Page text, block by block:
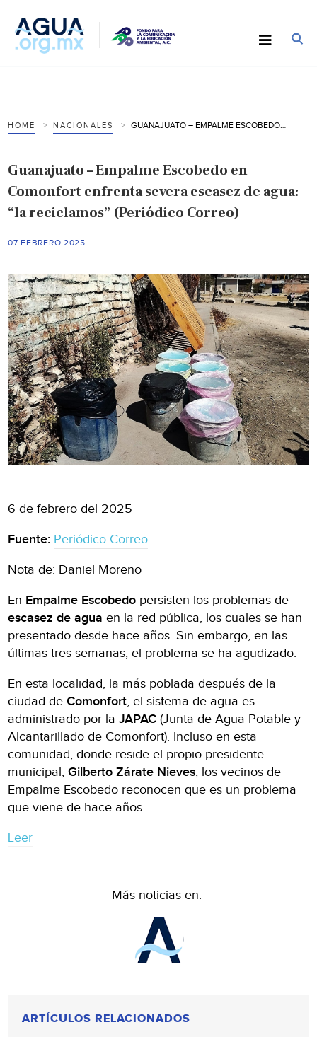
HOME NACIONALES
Guanajuato – Empalme Escobedo en
Comonfort enfrenta severa escasez de agua:
“la reciclamos” (Periódico Correo)
07 FEBRERO 2025
6 de febrero del 2025
Fuente: Periódico Correo
Nota de: Daniel Moreno
En Empalme Escobedo persisten los problemas de
escasez de agua en la red pública, los cuales se han
presentado desde hace años. Sin embargo, en las
últimas tres semanas, el problema se ha agudizado.
En esta localidad, la más poblada después de la
ciudad deComonfort, el sistema de agua es
administrado por laJAPAC (Junta de Agua Potable y
Alcantarillado de Comonfort). Incluso en esta
comunidad, donde reside el propio presidente
municipal,Gilberto Zárate Nieves, los vecinos de
Empalme Escobedo reconocen que es un problema
que viene de hace años.
Leer
Más noticias en:
ARTÍCULOS RELACIONADOS